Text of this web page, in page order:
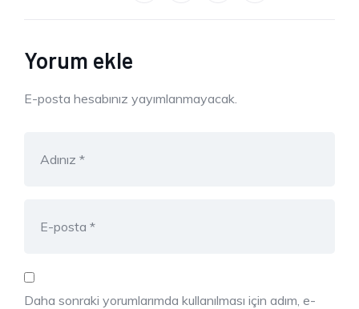
Yorum ekle
E-posta hesabınız yayımlanmayacak.
Daha sonraki yorumlarımda kullanılması için adım, e-